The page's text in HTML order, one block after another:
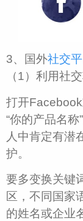
3、国外社交
（1）利用社
打开
“你的产品名
人中肯定有潜
护。
要多变换关键
区，不同国家
的姓名或企业